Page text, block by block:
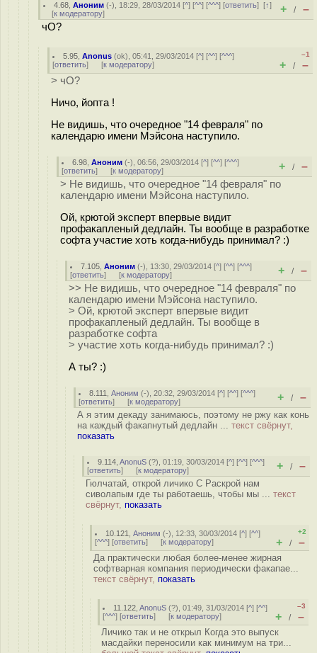
4.68 ,Аноним (-), 18:29, 28/03/2014 [^] [^^] [^^^] [ответить][↑]
[к модератору] + / –
чО?
5.95 ,Anonus (ok), 05:41, 29/03/2014 [^] [^^] [^^^]
[ответить] [к модератору]
–1
+ / –
> чО?
Ничо, йопта !
Не видишь, что очередное "14 февраля" по
календарю имени Мэйсона наступило.
6.98 ,Аноним (-), 06:56, 29/03/2014 [^] [^^] [^^^]
[ответить] [к модератору] + / –
> Не видишь, что очередное "14 февраля" по
календарю имени Мэйсона наступило.
Ой, крютой эксперт впервые видит
профакапленый дедлайн. Ты вообще в разработке
софта участие хоть когда-нибудь принимал? :)
7.105 ,Аноним (-), 13:30, 29/03/2014 [^] [^^] [^^^]
[ответить] [к модератору] + / –
>> Не видишь, что очередное "14 февраля" по
календарю имени Мэйсона наступило.
> Ой, крютой эксперт впервые видит
профакапленый дедлайн. Ты вообще в
разработке софта
> участие хоть когда-нибудь принимал? :)
А ты? :)
8.111 ,Аноним (-), 20:32, 29/03/2014 [^] [^^] [^^^]
[ответить] [к модератору] + / –
А я этим декаду занимаюсь, поэтому не ржу как конь
на каждый факапнутый дедлайн ... текст свёрнут,
показать
9.114 ,AnonuS (?), 01:19, 30/03/2014 [^] [^^] [^^^]
[ответить] [к модератору] + / –
Гюлчатай, открой личико С Раскрой нам
сиволапым где ты работаешь, чтобы мы ... текст
свёрнут, показать
10.121 ,Аноним (-), 12:33, 30/03/2014 [^] [^^]
[^^^] [ответить] [к модератору]
+2
+ / –
Да практически любая более-менее жирная
софтварная компания периодически факапае...
текст свёрнут, показать
11.122 ,AnonuS (?), 01:49, 31/03/2014 [^] [^^]
[^^^] [ответить] [к модератору]
–3
+ / –
Личико так и не открыл Когда это выпуск
масдайки переносили как минимум на три...